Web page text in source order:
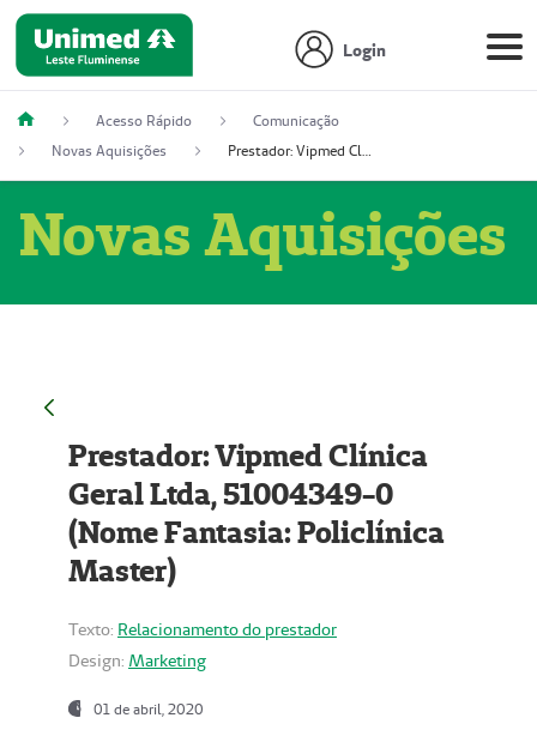
Login
Acesso Rápido
Comunicação
Novas Aquisições
Prestador: Vipmed Clínica Geral Ltda, 51004349-0 (Nome Fantasia: Policlínica Master)
Novas Aquisições
Prestador: Vipmed Clínica
Geral Ltda, 51004349-0
(Nome Fantasia: Policlínica
Master)
Texto: Relacionamento do prestador
Design: Marketing
01 de abril, 2020